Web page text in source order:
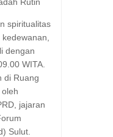
spiritualitas
dengan
WITA.
di Ruang
jajaran
Sulut.